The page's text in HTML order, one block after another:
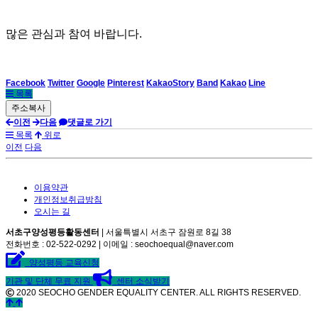
많은 관심과 참여 바랍니다.
Facebook Twitter Google Pinterest KakaoStory Band Kakao Line
목록
이전 다음
댓글로 가기
목록
위로
이전 다음
이용약관
개인정보취급방침
오시는 길
서초구양성평등활동센터
| 서울특별시 서초구 잠원로 8길 38
전화번호 : 02-522-0292 | 이메일 : seochoequal@naver.com
양성평등 교육신청
기관 및 단체 무료 지원
센터 소식받기
2020 SEOCHO GENDER EQUALITY CENTER. ALL RIGHTS RESERVED.
©